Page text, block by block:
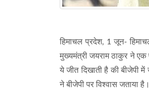
हिमाचल प्रदेश, 1 जून-
मुख्यमंत्री जयराम ठाकुर ने एक
ये जीत दिखाती है की बीजेपी
ने बीजेपी पर विश्वास जताया